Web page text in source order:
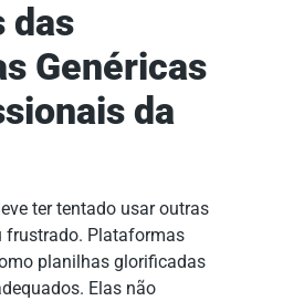
das
Genéricas
da
ter tentado usar outras
frustrado. Plataformas
planilhas glorificadas
Elas não